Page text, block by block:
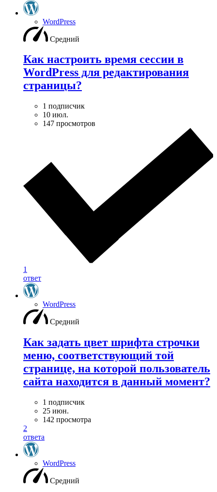
WordPress
Средний
Как настроить время сессии в
WordPress для редактирования
страницы?
1 подписчик
10 июл.
147 просмотров
1
ответ
WordPress
Средний
Как задать цвет шрифта строчки
меню, соответствующий той
странице, на которой пользователь
сайта находится в данный момент?
1 подписчик
25 июн.
142 просмотра
2
ответа
WordPress
Средний